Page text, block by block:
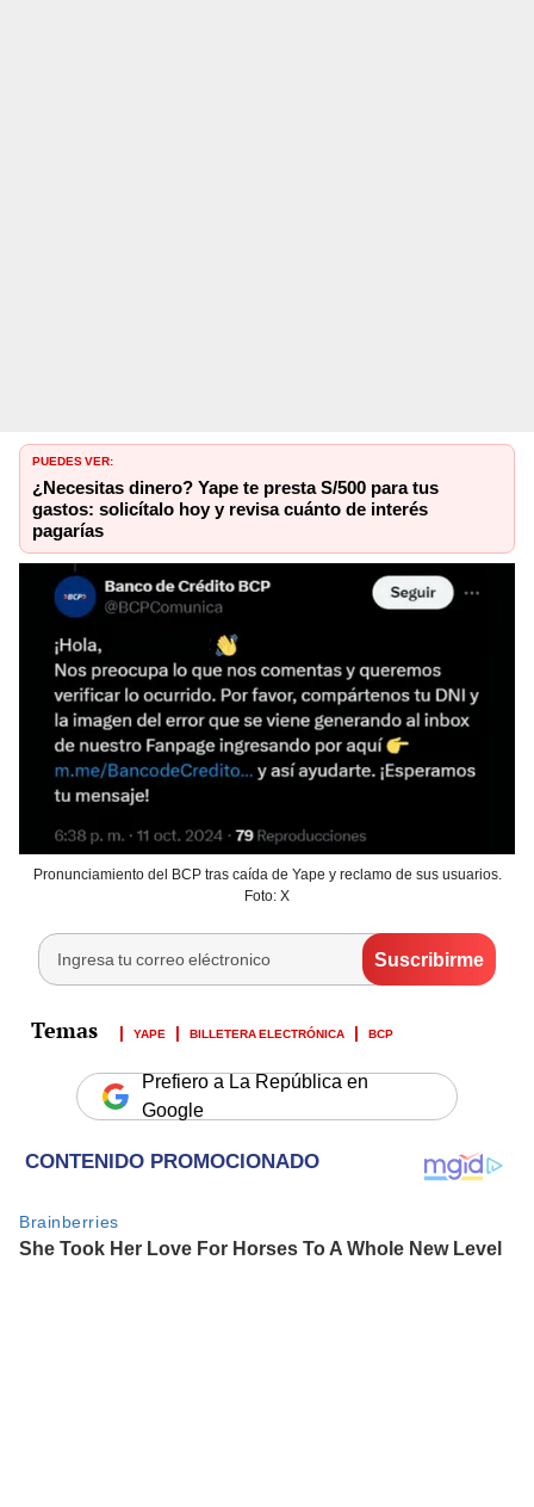
PUEDES VER:
¿Necesitas dinero? Yape te presta S/500 para tus
gastos: solicítalo hoy y revisa cuánto de interés
pagarías
Pronunciamiento del BCP tras caída de Yape y reclamo de sus usuarios.
Foto: X
YAPE BILLETERA ELECTRÓNICA BCP
Prefiero a La República en
Google